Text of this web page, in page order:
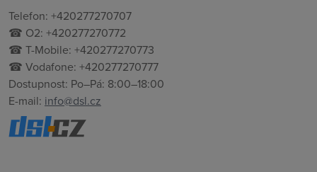
Telefon: +420277270707
☎ O2: +420277270772
☎ T-Mobile: +420277270773
☎ Vodafone: +420277270777
Dostupnost: Po–Pá: 8:00–18:00
E-mail: info@dsl.cz